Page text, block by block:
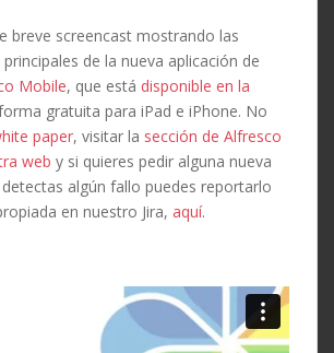
breve screencast mostrando las
de la nueva aplicación de
Mobile, que está disponible en la
gratuita para iPad e iPhone. No
paper, visitar la sección de Alfresco
web y si quieres pedir alguna nueva
algún fallo puedes reportarlo
en nuestro Jira, aquí.